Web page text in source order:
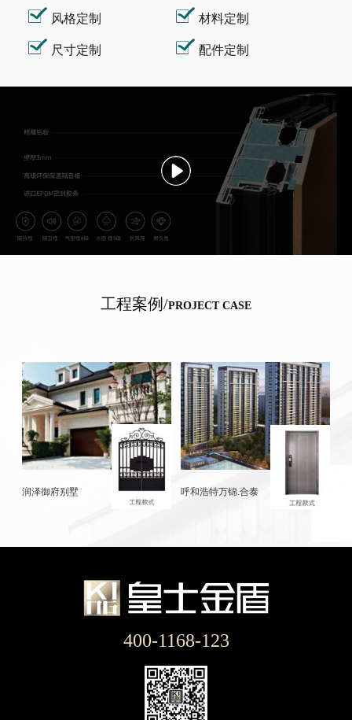
风格定制 材料定制
尺寸定制 配件定制
工程案例/PROJECT CASE
润泽御府别墅 呼和浩特万锦.合泰
400-1168-123